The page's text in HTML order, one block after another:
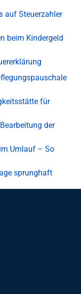
auf Steuerzahler
beim Kindergeld
für
der
Umlauf – So
sprunghaft